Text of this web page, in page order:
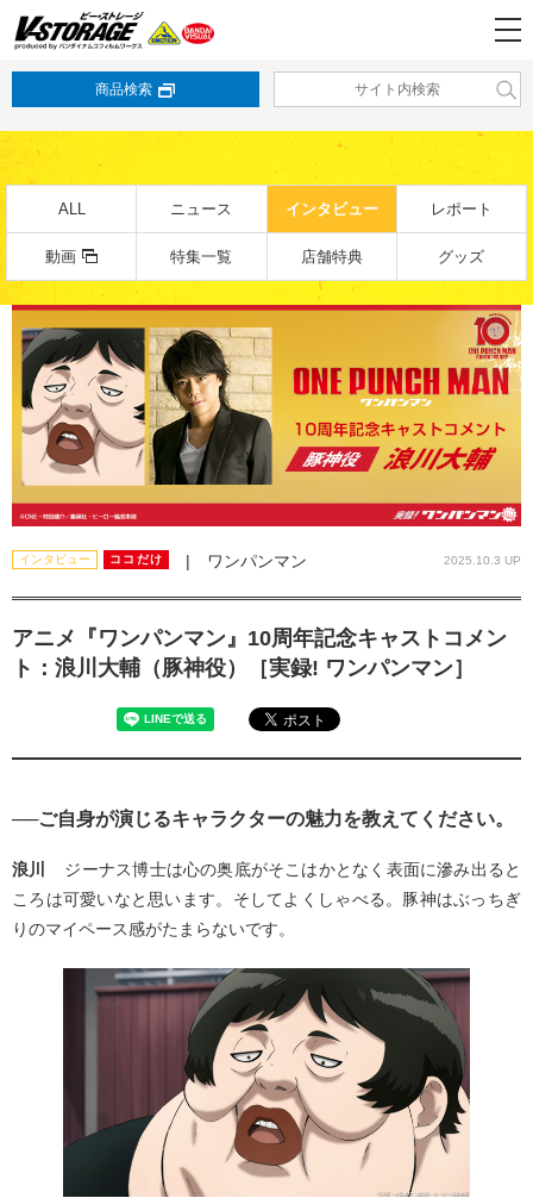
商品検索
ALL ニュース インタビュー レポート
動画 特集一覧 店舗特典 グッズ
インタビュー ココだけ | ワンパンマン 2025.10.3 UP
アニメ『ワンパンマン』10周年記念キャストコメン
ト：浪川大輔（豚神役）［実録! ワンパンマン］
──ご自身が演じるキャラクターの魅力を教えてください。
浪川
ジーナス博士は心の奥底がそこはかとなく表面に滲み出ると
ころは可愛いなと思います。そしてよくしゃべる。豚神はぶっちぎ
りのマイペース感がたまらないです。